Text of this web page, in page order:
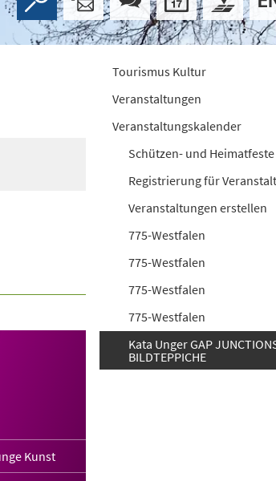
Kunst
Tourismus Kultur
Veranstaltungen
Veranstaltungskalender
Schützen- und Heimatfeste
Registrierung für
Veranstaltungen erstellen
775-Westfalen
775-Westfalen
775-Westfalen
775-Westfalen
Kata Unger GAP
BILDTEPPICHE